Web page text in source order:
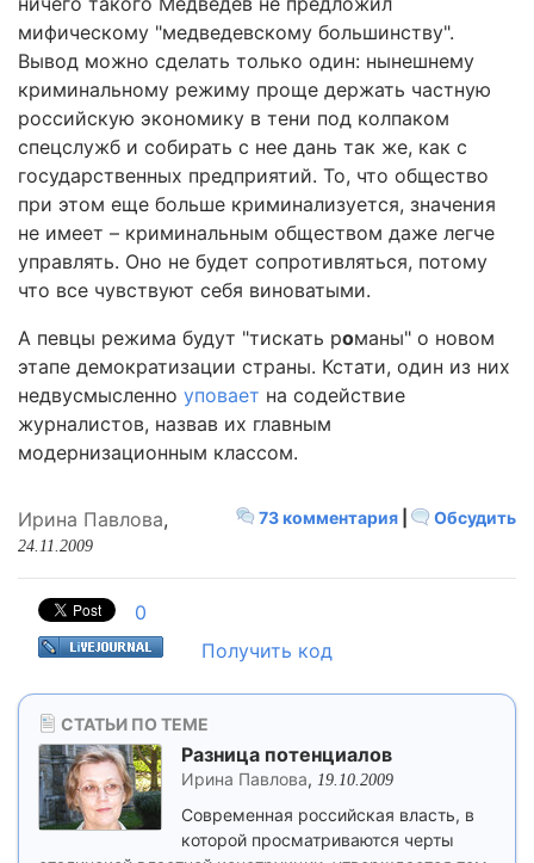
мифическому "медведевскому большинству".
Вывод можно сделать только один: нынешнему
криминальному режиму проще держать частную
российскую экономику в тени под колпаком
спецслужб и собирать с нее дань так же, как с
государственных предприятий. То, что общество
при этом еще больше криминализуется, значения
не имеет – криминальным обществом даже легче
управлять. Оно не будет сопротивляться, потому
что все чувствуют себя виноватыми.
А певцы режима будут "тискать романы" о новом
этапе демократизации страны. Кстати, один из них
недвусмысленно уповает на содействие
журналистов, назвав их главным
модернизационным классом.
73 комментария Обсудить
Ирина Павлова,
24.11.2009
0
Получить код
СТАТЬИ ПО ТЕМЕ
Разница потенциалов
Ирина Павлова, 19.10.2009
Современная российская власть, в
которой просматриваются черты